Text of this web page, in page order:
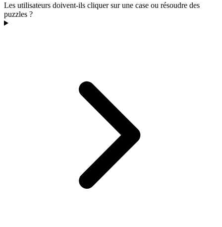
Les utilisateurs doivent-ils cliquer sur une case ou résoudre des
puzzles ?